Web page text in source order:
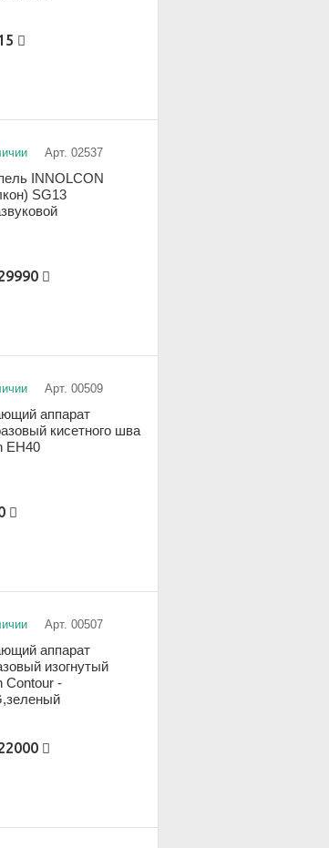
Арт. 02537
INNOLCON
SG13
Арт. 00509
аппарат
кисетного шва
EH40
Арт. 00507
аппарат
изогнутый
Contour -